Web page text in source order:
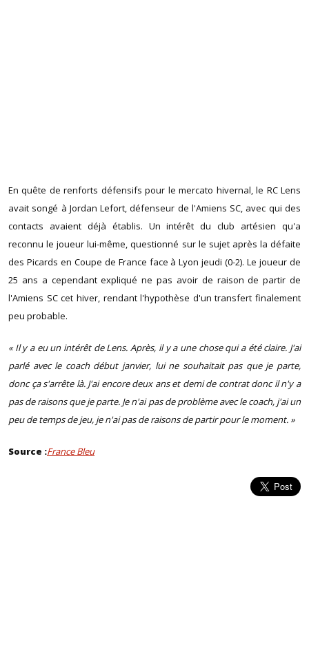
En quête de renforts défensifs pour le mercato hivernal, le RC Lens
avait songé à Jordan Lefort, défenseur de l'Amiens SC, avec qui des
contacts avaient déjà établis. Un intérêt du club artésien qu'a
reconnu le joueur lui-même, questionné sur le sujet après la défaite
des Picards en Coupe de France face à Lyon jeudi (0-2). Le joueur de
25 ans a cependant expliqué ne pas avoir de raison de partir de
l'Amiens SC cet hiver, rendant l'hypothèse d'un transfert finalement
peu probable.
« Il y a eu un intérêt de Lens. Après, il y a une chose qui a été claire. J'ai
parlé avec le coach début janvier, lui ne souhaitait pas que je parte,
donc ça s'arrête là. J'ai encore deux ans et demi de contrat donc il n'y a
pas de raisons que je parte. Je n'ai pas de problème avec le coach, j'ai un
peu de temps de jeu, je n'ai pas de raisons de partir pour le moment. »
Source :France Bleu